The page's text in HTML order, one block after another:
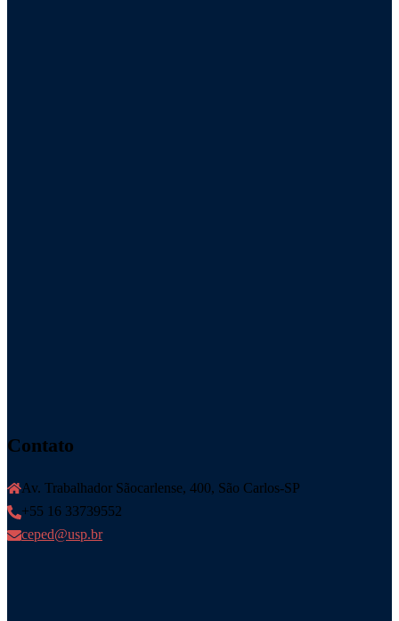
Contato
Av. Trabalhador Sãocarlense, 400, São Carlos-SP
+55 16 33739552
ceped@usp.br